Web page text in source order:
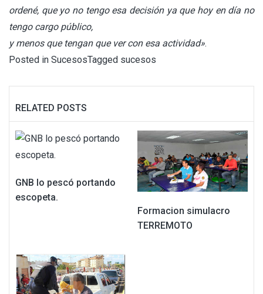
ordené, que yo no tengo esa decisión ya que hoy en día no
tengo cargo público,
y menos que tengan que ver con esa actividad».
Posted in SucesosTagged sucesos
RELATED POSTS
GNB lo pescó portando
escopeta.
Formacion simulacro
TERREMOTO